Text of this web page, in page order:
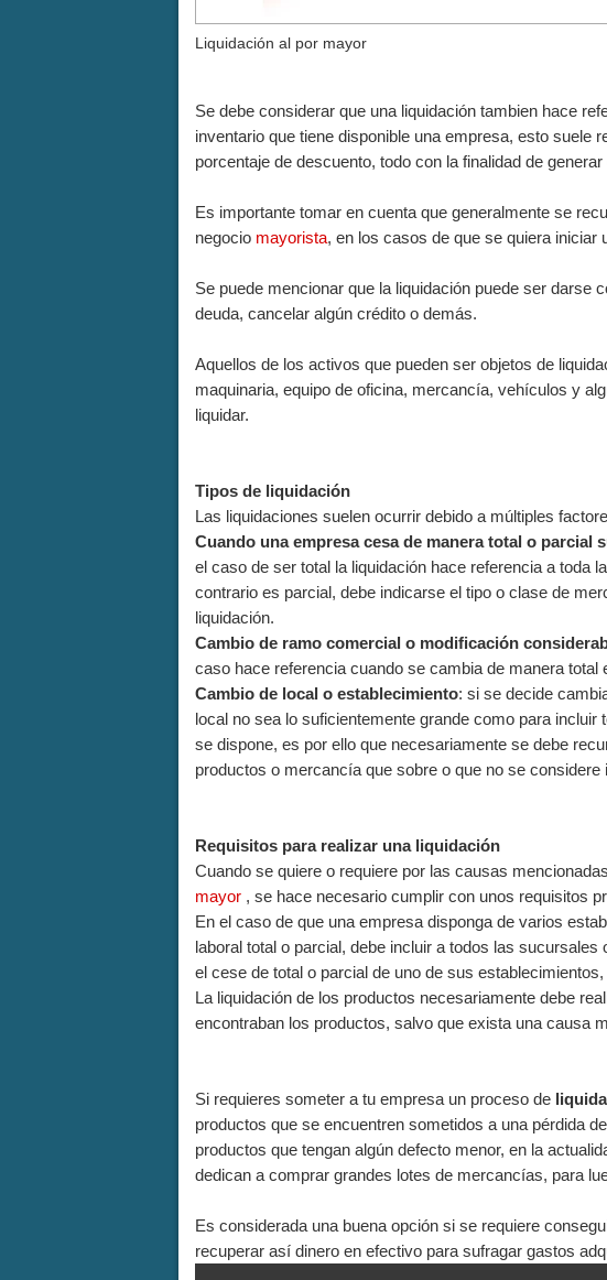
Liquidación al por mayor
Se debe considerar que una liquidación tambien hace
inventario que tiene disponible una empresa, esto suele
porcentaje de descuento, todo con la finalidad de
Es importante tomar en cuenta que generalmente se
negocio mayorista, en los casos de que se quiera iniciar
Se puede mencionar que la liquidación puede ser darse
deuda, cancelar algún crédito o demás.
Aquellos de los activos que pueden ser objetos de
maquinaria, equipo de oficina, mercancía, vehículos y
liquidar.
Tipos de liquidación
Las liquidaciones suelen ocurrir debido a múltiples
Cuando una empresa cesa de manera total o parcial
el caso de ser total la liquidación hace referencia a toda
contrario es parcial, debe indicarse el tipo o clase de
liquidación.
Cambio de ramo comercial o modificación
caso hace referencia cuando se cambia de manera total
Cambio de local o establecimiento: si se decide
local no sea lo suficientemente grande como para
se dispone, es por ello que necesariamente se debe
productos o mercancía que sobre o que no se considere
Requisitos para realizar una liquidación
Cuando se quiere o requiere por las causas
mayor , se hace necesario cumplir con unos requisitos
En el caso de que una empresa disponga de varios
laboral total o parcial, debe incluir a todos las
el cese de total o parcial de uno de sus
La liquidación de los productos necesariamente debe
encontraban los productos, salvo que exista una causa
Si requieres someter a tu empresa un proceso de
productos que se encuentren sometidos a una pérdida
productos que tengan algún defecto menor, en la
dedican a comprar grandes lotes de mercancías, para
Es considerada una buena opción si se requiere
recuperar así dinero en efectivo para sufragar gastos